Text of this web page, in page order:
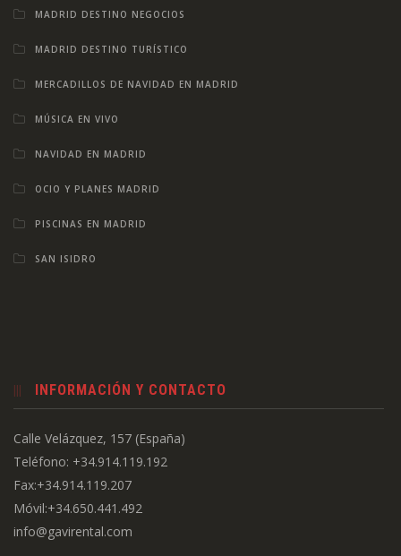
MADRID DESTINO NEGOCIOS
MADRID DESTINO TURÍSTICO
MERCADILLOS DE NAVIDAD EN MADRID
MÚSICA EN VIVO
NAVIDAD EN MADRID
OCIO Y PLANES MADRID
PISCINAS EN MADRID
SAN ISIDRO
INFORMACIÓN Y CONTACTO
Calle Velázquez, 157 (España)
Teléfono: +34.914.119.192
Fax:+34.914.119.207
Móvil:+34.650.441.492
info@gavirental.com